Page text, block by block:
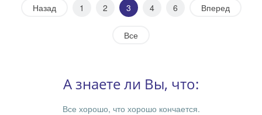
Назад 1 2 3 4 6 Вперед
Все
А знаете ли Вы, что:
Все хорошо, что хорошо кончается.